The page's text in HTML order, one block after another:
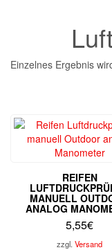
Einzelnes Ergebnis
REIFEN
MANUELL
ANALOG
5,55€
zzgl.Versand